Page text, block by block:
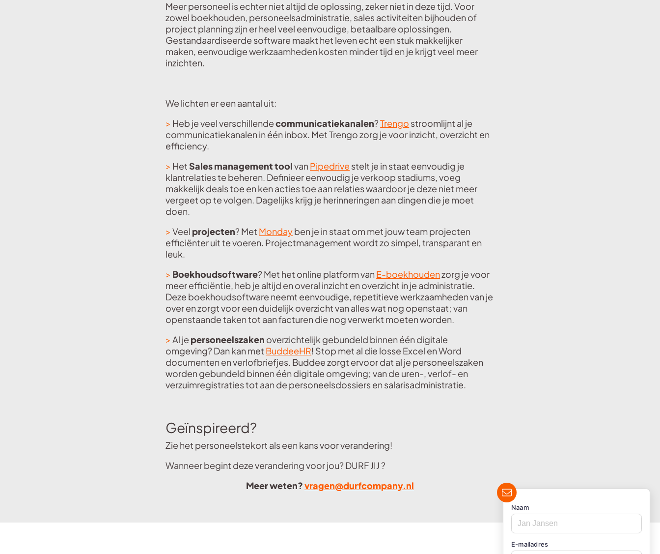
Meer personeel is echter niet altijd de oplossing, zeker niet in deze tijd. Voor
zowel boekhouden, personeelsadministratie, sales activiteiten bijhouden of
project planning zijn er heel veel eenvoudige, betaalbare oplossingen.
Gestandaardiseerde software maakt het leven echt een stuk makkelijker
maken, eenvoudige werkzaamheden kosten minder tijd en je krijgt veel meer
inzichten.
We lichten er een aantal uit:
> Heb je veel verschillendecommunicatiekanalen?Trengo stroomlijnt al je
communicatiekanalen in één inbox. Met Trengo zorg je voor inzicht, overzicht en
efficiency.
> HetSales management toolvan Pipedrive stelt je in staat eenvoudig je
klantrelaties te beheren. Definieer eenvoudig je verkoop stadiums, voeg
makkelijk deals toe en ken acties toe aan relaties waardoor je deze niet meer
vergeet op te volgen. Dagelijks krijg je herinneringen aan dingen die je moet
doen.
>Veel projecten? Met Mondayben je in staat om met jouw team projecten
efficiënter uit te voeren. Projectmanagement wordt zo simpel, transparant en
leuk.
> Boekhoudsoftware? Met het online platform van E-boekhoudenzorg je voor
meer efficiëntie, heb je altijd en overal inzicht en overzicht in je administratie.
Deze boekhoudsoftware neemt eenvoudige, repetitieve werkzaamheden van je
over en zorgt voor een duidelijk overzicht van alles wat nog openstaat; van
openstaande taken tot aan facturen die nog verwerkt moeten worden.
>Al je personeelszaken overzichtelijk gebundeld binnen één digitale
omgeving? Dan kan met BuddeeHR! Stop met al die losse Excel en Word
documenten en verlofbriefjes. Buddee zorgt ervoor dat al je personeelszaken
worden gebundeld binnen één digitale omgeving; van de uren-, verlof- en
verzuimregistraties tot aan de personeelsdossiers en salarisadministratie.
Geïnspireerd?
Zie het personeelstekort als een kans voor verandering!
Wanneer begint deze verandering voor jou? DURF JIJ ?
Meer weten?vragen@durfcompany.nl